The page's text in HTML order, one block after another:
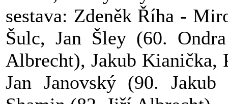
sestava: Zdeněk Říha -
Šulc, Jan Šley (60.
Albrecht), Jakub Kianička,
Jan Janovský (90.